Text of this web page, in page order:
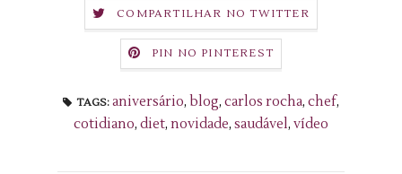
COMPARTILHAR NO TWITTER
PIN NO PINTEREST
TAGS: aniversário, blog, carlos rocha, chef,
cotidiano, diet, novidade, saudável, vídeo